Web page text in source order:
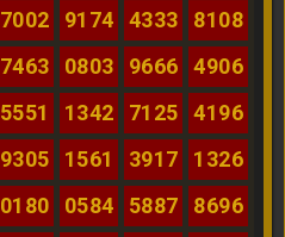
7002 9174 4333
8108
7463 0803 9666
4906
5551 1342 7125
4196
9305 1561 3917
1326
0180 0584 5887
8696